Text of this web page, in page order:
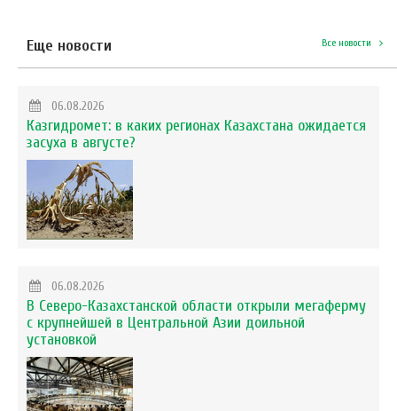
Еще новости Все новости
06.08.2026
Казгидромет: в каких регионах Казахстана ожидается
засуха в августе?
06.08.2026
В Северо-Казахстанской области открыли мегаферму
с крупнейшей в Центральной Азии доильной
установкой